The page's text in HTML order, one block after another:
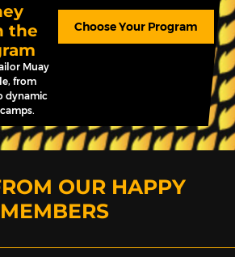
the
Muay
from
dynamic
Choose Your Program
OUR HAPPY
MEMBERS